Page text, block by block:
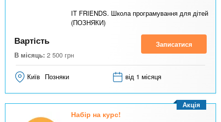
IT FRIENDS. Школа програмування для дітей
(ПОЗНЯКИ)
Вартість
В місяць: 2 500 грн
Записатися
Київ Позняки від 1 місяця
Набір на курс!
Акція